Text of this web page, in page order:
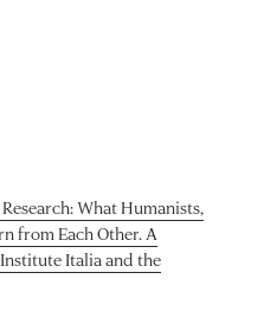
What Humanists,
from Each Other. A
Italia and the